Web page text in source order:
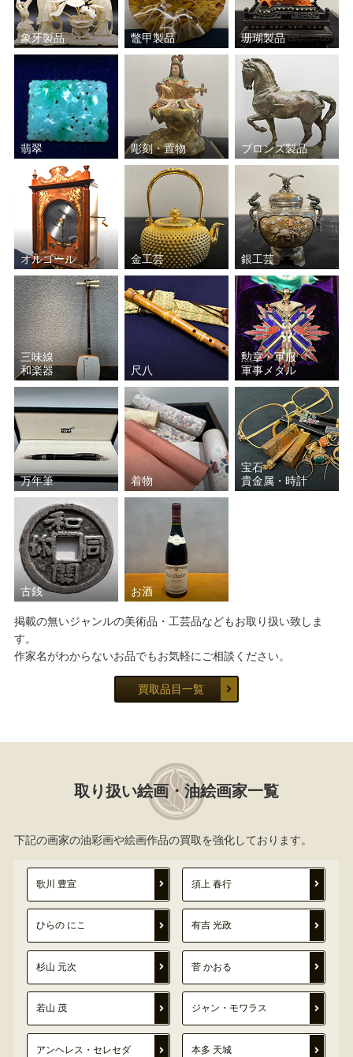
象牙製品 鼈甲製品 珊瑚製品
翡翠 彫刻・置物 ブロンズ製品
オルゴール 金工芸 銀工芸
三味線
和楽器
尺八
勲章・軍服
軍事メダル
万年筆 着物
宝石
貴金属・時計
古銭 お酒
掲載の無いジャンルの美術品・工芸品などもお取り扱い致しま
す。
作家名がわからないお品でもお気軽にご相談ください。
買取品目一覧
取り扱い絵画・油絵画家一覧
下記の画家の油彩画や絵画作品の買取を強化しております。
歌川 豊宣 須上 春行
ひらの にこ 有吉 光政
杉山 元次 菅 かおる
若山 茂 ジャン・モワラス
アンヘレス・セレセダ 本多 天城